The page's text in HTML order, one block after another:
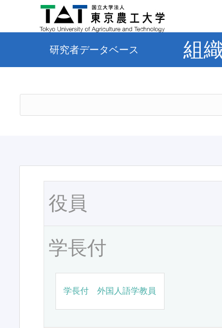
研究者データベース 組
役員
学長付
学長付 外国人語学教員